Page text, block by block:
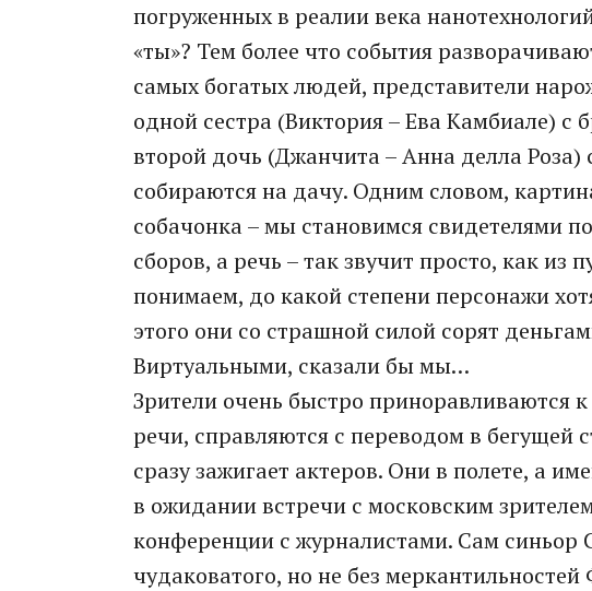
погруженных в реалии века
«ты»? Тем более что события
самых богатых людей, представители
одной сестра (Виктория – Ева Камбиале)
второй дочь (Джанчита – Анна делла Роза)
собираются на дачу. Одним словом,
собачонка – мы становимся свидетелями
сборов, а речь – так звучит просто, как из
понимаем, до какой степени персонажи
этого они со страшной силой сорят
Виртуальными, сказали бы мы…
Зрители очень быстро приноравливаются
речи, справляются с переводом в бегущей
сразу зажигает актеров. Они в полете, а
в ожидании встречи с московским
конференции с журналистами. Сам синьор
чудаковатого, но не без